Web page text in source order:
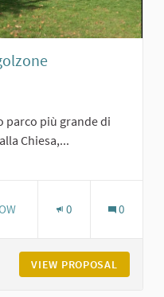
parco più grande di
Chiesa,...
0 0
VIEW PROPOSAL